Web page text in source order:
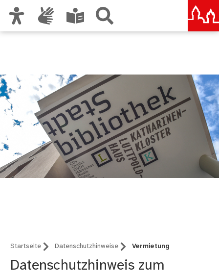
Startseite Datenschutzhinweise Vermietung
Datenschutzhinweis zum